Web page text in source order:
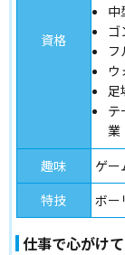
資格
中
ゴ
足
テ
業
趣味
ゲー
特技
ボー
仕事で心がけ